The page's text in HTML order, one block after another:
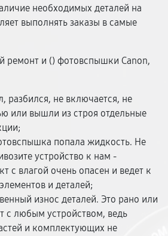
необходимых деталей на
выполнять заказы в самые
ремонт и () фотовспышки Canon,
разбился, не включается, не
или вышли из строя отдельные
попала жидкость. Не
устройство к нам -
с влагой очень опасен и ведет к
и деталей;
износ деталей. Это рано или
с любым устройством, ведь
и комплектующих не